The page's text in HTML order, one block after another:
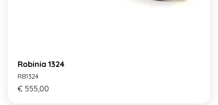
Robinia 1324
RB1324
€ 555,00